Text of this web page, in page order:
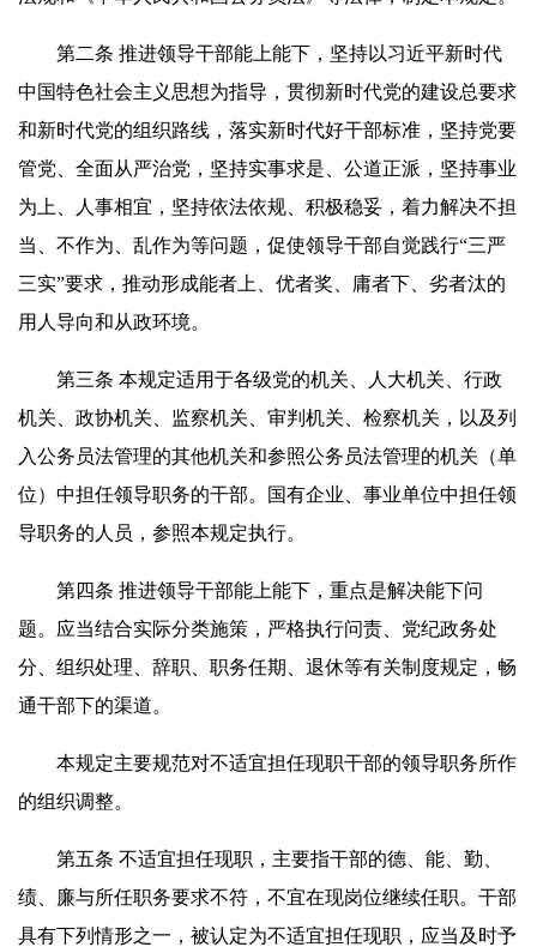
第二条 推进领导干部能上能下，坚持以习近平新时代
中国特色社会主义思想为指导，贯彻新时代党的建设总要求
和新时代党的组织路线，落实新时代好干部标准，坚持党要
管党、全面从严治党，坚持实事求是、公道正派，坚持事业
为上、人事相宜，坚持依法依规、积极稳妥，着力解决不担
当、不作为、乱作为等问题，促使领导干部自觉践行“三严
三实”要求，推动形成能者上、优者奖、庸者下、劣者汰的
用人导向和从政环境。
第三条 本规定适用于各级党的机关、人大机关、行政
机关、政协机关、监察机关、审判机关、检察机关，以及列
入公务员法管理的其他机关和参照公务员法管理的机关（单
位）中担任领导职务的干部。国有企业、事业单位中担任领
导职务的人员，参照本规定执行。
第四条 推进领导干部能上能下，重点是解决能下问
题。应当结合实际分类施策，严格执行问责、党纪政务处
分、组织处理、辞职、职务任期、退休等有关制度规定，畅
通干部下的渠道。
本规定主要规范对不适宜担任现职干部的领导职务所作
的组织调整。
第五条 不适宜担任现职，主要指干部的德、能、勤、
绩、廉与所任职务要求不符，不宜在现岗位继续任职。干部
具有下列情形之一，被认定为不适宜担任现职，应当及时予